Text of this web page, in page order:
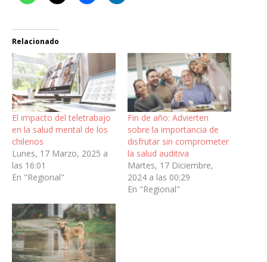
Relacionado
El impacto del teletrabajo
en la salud mental de los
chilenos
Lunes, 17 Marzo, 2025 a
las 16:01
En "Regional"
Fin de año: Advierten
sobre la importancia de
disfrutar sin comprometer
la salud auditiva
Martes, 17 Diciembre,
2024 a las 00:29
En "Regional"